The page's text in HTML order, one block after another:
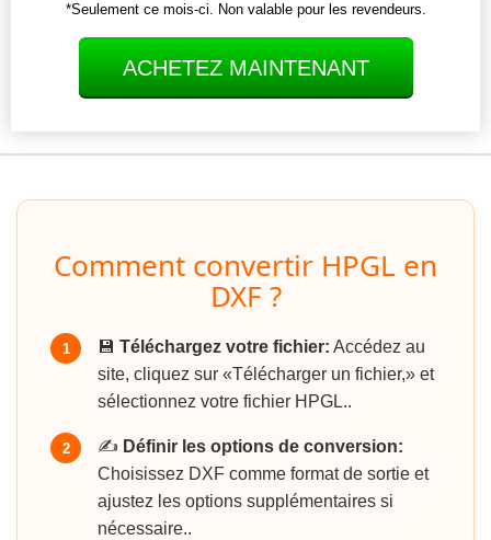
*Seulement ce mois-ci. Non valable pour les revendeurs.
ACHETEZ MAINTENANT
Comment convertir HPGL en
DXF ?
1 💾 Téléchargez votre fichier: Accédez au
site, cliquez sur «Télécharger un fichier,» et
sélectionnez votre fichier HPGL..
2 ✍️ Définir les options de conversion:
Choisissez DXF comme format de sortie et
ajustez les options supplémentaires si
nécessaire..